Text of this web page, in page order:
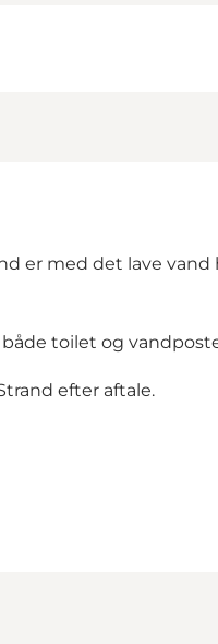
er med det lave
toilet og
efter aftale.